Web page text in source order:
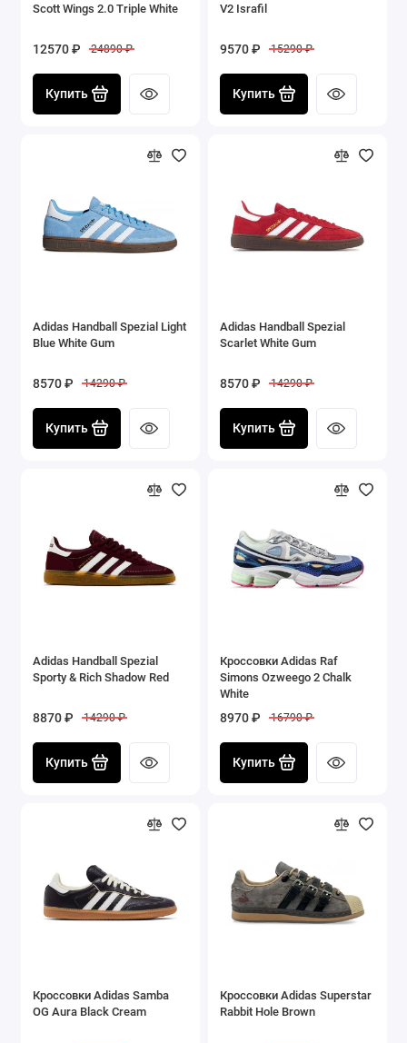
Scott Wings 2.0 Triple White
12570 ₽ 24890 ₽
Купить
V2 Israfil
9570 ₽ 15290 ₽
Купить
Adidas Handball Spezial Light
Blue White Gum
8570 ₽ 14290 ₽
Купить
Adidas Handball Spezial
Scarlet White Gum
8570 ₽ 14290 ₽
Купить
Adidas Handball Spezial
Sporty & Rich Shadow Red
8870 ₽ 14290 ₽
Купить
Кроссовки Adidas Raf
Simons Ozweego 2 Chalk
White
8970 ₽ 16790 ₽
Купить
Кроссовки Adidas Samba
OG Aura Black Cream
Кроссовки Adidas Superstar
Rabbit Hole Brown